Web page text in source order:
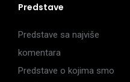
Predstave
Predstave sa najviše
komentara
Predstave o kojima smo